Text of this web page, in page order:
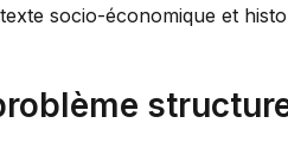
socio-économique et